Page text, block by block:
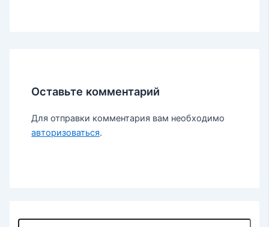
Оставьте комментарий
Для отправки комментария вам необходимо
авторизоваться.
П